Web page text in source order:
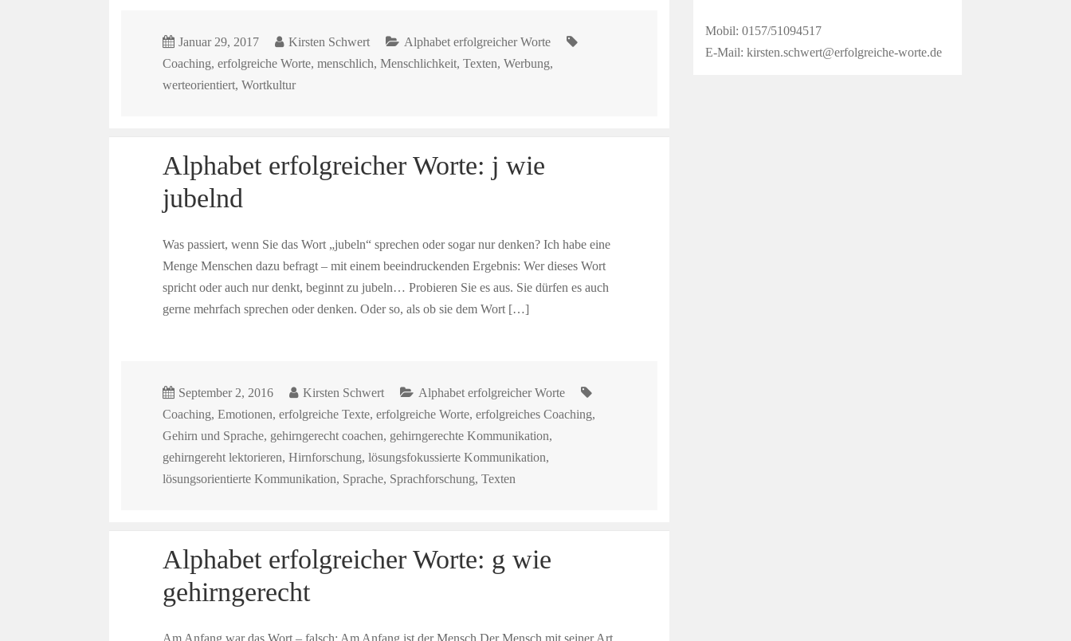
Januar 29, 2017 Kirsten Schwert
Alphabet erfolgreicher Worte
Coaching, erfolgreiche Worte, menschlich, Menschlichkeit, Texten, Werbung,
werteorientiert, Wortkultur
Alphabet erfolgreicher Worte: j wie
jubelnd
Was passiert, wenn Sie das Wort „jubeln“ sprechen oder sogar nur denken? Ich habe eine
Menge Menschen dazu befragt – mit einem beeindruckenden Ergebnis: Wer dieses Wort
spricht oder auch nur denkt, beginnt zu jubeln… Probieren Sie es aus. Sie dürfen es auch
gerne mehrfach sprechen oder denken. Oder so, als ob sie dem Wort […]
September 2, 2016 Kirsten Schwert
Alphabet erfolgreicher Worte
Coaching, Emotionen, erfolgreiche Texte, erfolgreiche Worte, erfolgreiches Coaching,
Gehirn und Sprache, gehirngerecht coachen, gehirngerechte Kommunikation,
gehirngereht lektorieren, Hirnforschung, lösungsfokussierte Kommunikation,
lösungsorientierte Kommunikation, Sprache, Sprachforschung, Texten
Alphabet erfolgreicher Worte: g wie
gehirngerecht
Mobil: 0157/51094517
E-Mail: kirsten.schwert@erfolgreiche-worte.de